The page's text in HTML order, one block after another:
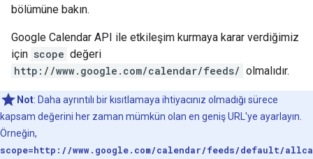
bölümüne bakın.
Google Calendar API ile etkileşim kurmaya karar verdiğimiz
için scope değeri
http://www.google.com/calendar/feeds/ olmalıdır.
Not: Daha ayrıntılı bir kısıtlamaya ihtiyacınız olmadığı sürece
kapsam değerini her zaman mümkün olan en geniş URL'ye ayarlayın.
Örneğin,
scope=http://www.google.com/calendar/feeds/default/allca